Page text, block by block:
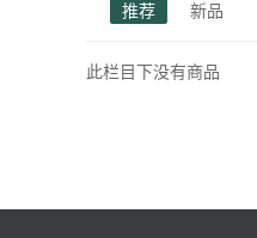
推荐 新品
此栏目下没有商品